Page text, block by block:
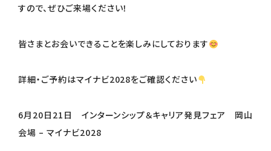
すので、ぜひご来場ください！
皆さまとお会いできることを楽しみにしております
詳細・ご予約はマイナビ2028をご確認ください
6月20日21日 インターンシップ＆キャリア発見フェア 岡山
会場 – マイナビ2028